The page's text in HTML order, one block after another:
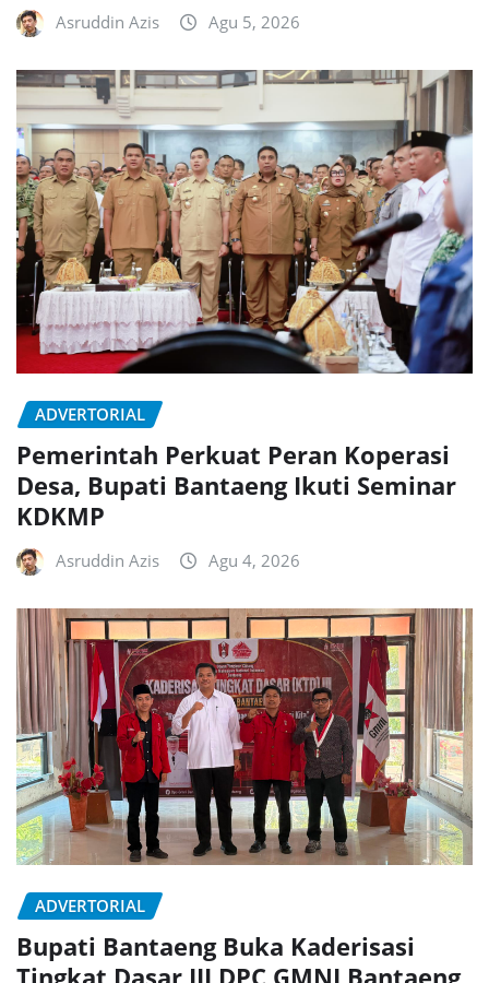
Asruddin Azis Agu 5, 2026
ADVERTORIAL
Pemerintah Perkuat Peran Koperasi
Desa, Bupati Bantaeng Ikuti Seminar
KDKMP
Asruddin Azis Agu 4, 2026
ADVERTORIAL
Bupati Bantaeng Buka Kaderisasi
Tingkat Dasar III DPC GMNI Bantaeng